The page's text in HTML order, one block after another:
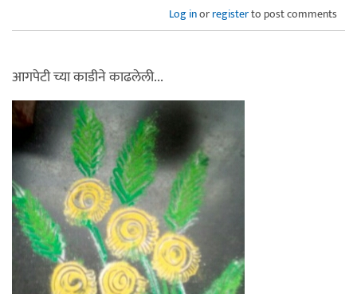
Log inorregisterto post comments
आगपेटी च्या काडीने काढलेली...